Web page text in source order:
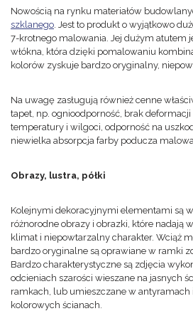
Nowością na rynku materiałów
szklanego. Jest to produkt o wyjątkowo
7-krotnego malowania. Jej dużym atutem
włókna, która dzięki pomalowaniu
kolorów zyskuje bardzo oryginalny,
Na uwagę zasługują również cenne
tapet, np. ognioodporność, brak
temperatury i wilgoci, odporność na
niewielka absorpcja farby poducza
Obrazy, lustra, półki
Kolejnymi dekoracyjnymi elementami są
różnorodne obrazy i obrazki, które nadają
klimat i niepowtarzalny charakter. Wciąż
bardzo oryginalne są oprawiane w ramki
Bardzo charakterystyczne są zdjęcia
odcieniach szarości wieszane na jasnych
ramkach, lub umieszczane w antyramach
kolorowych ścianach.